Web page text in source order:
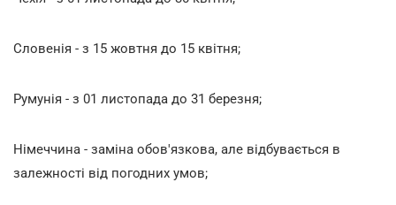
Словенія - з 15 жовтня до 15 квітня;
Румунія - з 01 листопада до 31 березня;
Німеччина - заміна обов'язкова, але відбувається в
залежності від погодних умов;